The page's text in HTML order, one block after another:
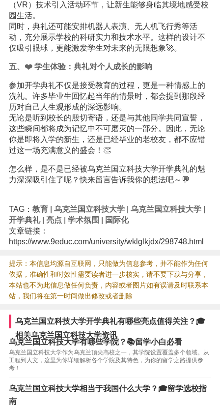
（VR）技术引入活动环节，让新生能够身临其境地感受校
园生活。
同时，典礼还可能安排机器人表演、无人机飞行秀等活
动，充分展示学校的科研实力和技术水平。这样的设计不
仅吸引眼球，更能激发学生对未来的无限想象🚀。
五、❤️ 学生体验：典礼对个人成长的影响
参加开学典礼不仅是接受教育的过程，更是一种情感上的
洗礼。许多毕业生回忆起当年的情景时，都会提到那段经
历对自己人生观形成的深远影响。
无论是听到校长的殷切寄语，还是与其他同学共同宣誓，
这些瞬间都将成为记忆中不可磨灭的一部分。因此，无论
你是即将入学的新生，还是已经毕业的老校友，都不应错
过这一场充满意义的盛会！👏
怎么样，是不是已经被乌克兰国立科技大学开学典礼的魅
力深深吸引住了呢？快来留言告诉我你的想法吧～💬
TAG： 教育| 乌克兰国立科技大学| 乌克兰国立科技大学|
开学典礼| 亮点 学术氛围
国际化
文章链接：
https://www.9educ.com/university/wklglkjdx/298748.html
提示：本信息均源自互联网，只能做为信息参考，并不能作为任何
依据，准确性和时效性需要读者进一步核实，请不要下载与分享，
本站也不为此信息做任何负责，内容或者图片如有误请及时联系本
站，我们将在第一时间做出修改或者删除
乌克兰国立科技大学开学典礼有哪些亮点值得关注？🎓
相关乌克兰国立科技大学资讯
乌克兰国立科技大学有哪些学院？📚留学小白必看
乌克兰国立科技大学作为乌克兰顶尖高校之一，其学院设置覆盖多个领域。从
工程到人文，这里为你详细解析各个学院及其特色，为你的留学之路提供参
考！
乌克兰国立科技大学相当于我国什么大学？🎓留学选校指
南